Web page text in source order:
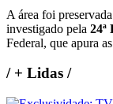
A área foi
investigado pela 24ª
Federal, que apura
/+ Lidas /